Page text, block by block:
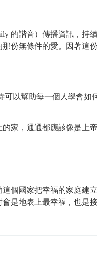
的諧音）傳播資訊，持
份無條件的愛。因著這
以幫助每一個人學會如
家，通通都應該像是上
個國家把幸福的家庭建
是地表上最幸福，也是